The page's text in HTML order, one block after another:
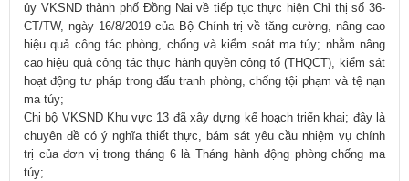
ủy VKSND thành phố Đồng Nai về tiếp tục thực hiện Chỉ thị số 36-
CT/TW, ngày 16/8/2019 của Bộ Chính trị về tăng cường, nâng cao
hiệu quả công tác phòng, chống và kiểm soát ma túy; nhằm nâng
cao hiệu quả công tác thực hành quyền công tố (THQCT), kiểm sát
hoạt động tư pháp trong đấu tranh phòng, chống tội phạm và tệ nạn
ma túy;
Chi bộ VKSND Khu vực 13 đã xây dựng kế hoạch triển khai; đây là
chuyên đề có ý nghĩa thiết thực, bám sát yêu cầu nhiệm vụ chính
trị của đơn vị trong tháng 6 là Tháng hành động phòng chống ma
túy;